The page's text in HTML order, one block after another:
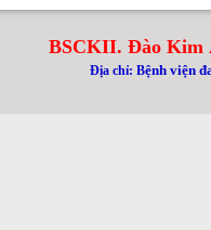
BSCKII. Đào Kim
Địa chỉ: Bệnh viện